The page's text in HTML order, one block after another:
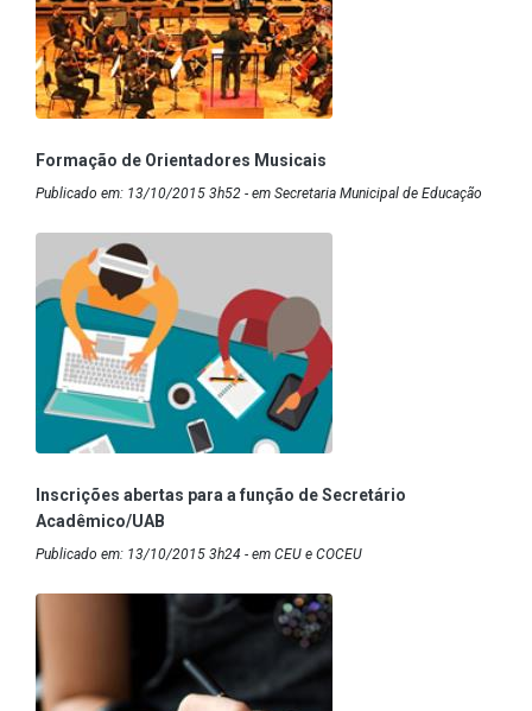
Formação de Orientadores Musicais
Publicado em: 13/10/2015 3h52 - em Secretaria Municipal de Educação
Inscrições abertas para a função de Secretário
Acadêmico/UAB
Publicado em: 13/10/2015 3h24 - em CEU e COCEU